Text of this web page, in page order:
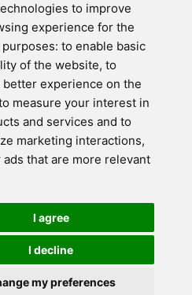
to improve
experience for the
to enable basic
of the website, to
better experience on the
measure your interest in
and services and to
marketing interactions,
that are more relevant
I agree
I decline
my preferences
σας. Κάντε το τεστ εδώ!
του Σχεδίου Ψηφιακής
και συγχρηματοδοτείται από το
Ανάπτυξης και την Κυπριακή